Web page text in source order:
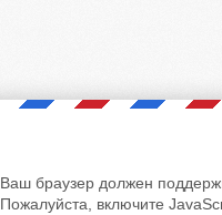
Ваш браузер должен
Пожалуйста, включите